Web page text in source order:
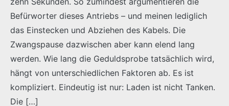
Befürworter dieses Antriebs – und meinen lediglich
das Einstecken und Abziehen des Kabels. Die
Zwangspause dazwischen aber kann elend lang
werden. Wie lang die Geduldsprobe tatsächlich wird,
hängt von unterschiedlichen Faktoren ab. Es ist
kompliziert. Eindeutig ist nur: Laden ist nicht Tanken.
Die […]